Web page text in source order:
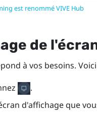
est renommé VIVE Hub
de
à vos besoins.
.
d'affichage que